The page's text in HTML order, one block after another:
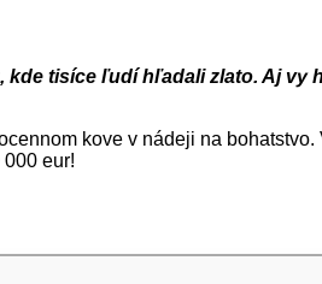
tisíce ľudí hľadali zlato. Aj vy
kove v nádeji na bohatstvo.
eur!